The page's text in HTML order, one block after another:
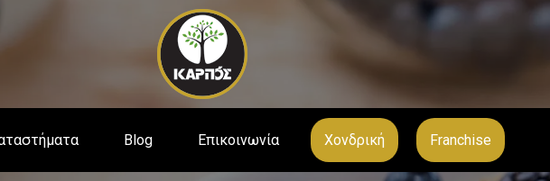
Παράκαμψη
προς το
κυρίως
περιεχόμενο
Blog Επικοινωνία Χονδρική
Franchise